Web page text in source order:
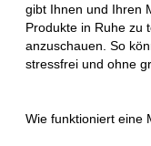
gibt Ihnen und Ihren
Produkte in Ruhe zu
anzuschauen. So
stressfrei und ohne
Wie funktioniert eine